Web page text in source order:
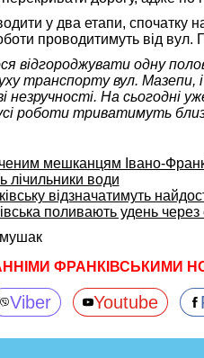
у два етапи, спочатку
проводитимуть від вул.
відгороджувати одну
транспорту вул. Мазепи,
незручності. На сьогодні
роботи триватимуть
мешканцям Івано-
лічильники води
відзначатимуть
поливають удень
ФРАНКІВСЬКИМИ
Viber Youtube